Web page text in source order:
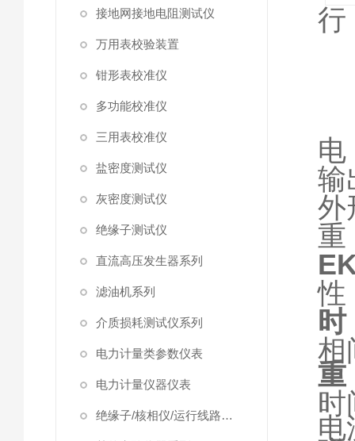
接地网接地电阻测试仪
万用表校验装置
钳形表校准仪
多功能校准仪
三用表校准仪
盐密度测试仪
灰密度测试仪
绝缘子测试仪
直流高压发生器系列
滤油机系列
介质损耗测试仪系列
电力计量类参数仪表
电力计量仪器仪表
绝缘子/核相仪/运行线路试验仪器
输
外
相
重
时
电